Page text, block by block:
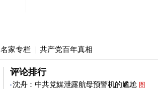
名家专栏 | 共产党百年真相
评论排行
沈舟：中共党媒泄露航母预警机的尴尬 图